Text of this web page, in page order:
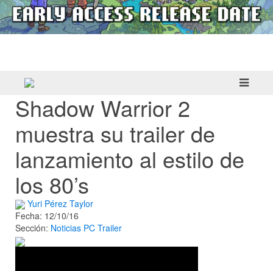
Shadow Warrior 2
muestra su trailer de
lanzamiento al estilo de
los 80’s
Yuri Pérez Taylor
Fecha: 12/10/16
Sección: Noticias PC Trailer